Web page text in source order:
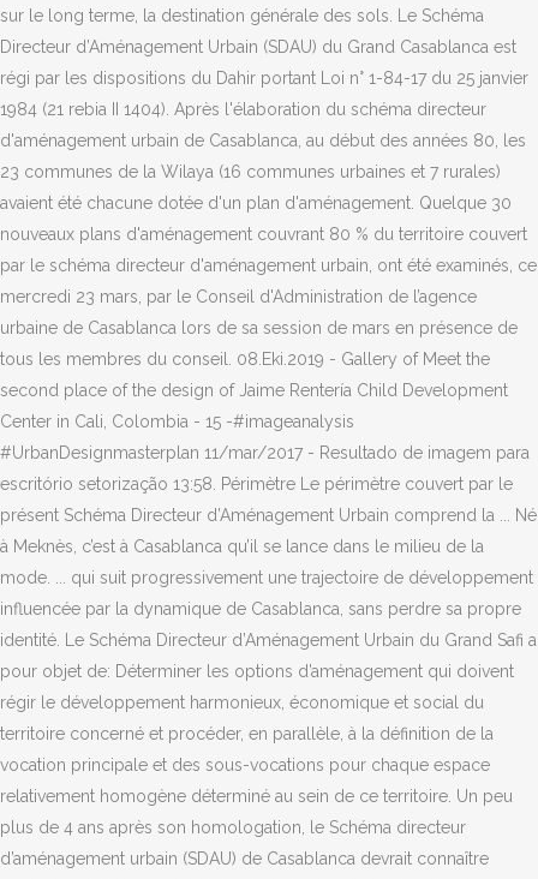
sur le long terme, la destination générale des sols. Le Schéma
Directeur d’Aménagement Urbain (SDAU) du Grand Casablanca est
régi par les dispositions du Dahir portant Loi n° 1-84-17 du 25 janvier
1984 (21 rebia II 1404). Après l'élaboration du schéma directeur
d'aménagement urbain de Casablanca, au début des années 80, les
23 communes de la Wilaya (16 communes urbaines et 7 rurales)
avaient été chacune dotée d'un plan d'aménagement. Quelque 30
nouveaux plans d'aménagement couvrant 80 % du territoire couvert
par le schéma directeur d'aménagement urbain, ont été examinés, ce
mercredi 23 mars, par le Conseil d'Administration de l’agence
urbaine de Casablanca lors de sa session de mars en présence de
tous les membres du conseil. 08.Eki.2019 - Gallery of Meet the
second place of the design of Jaime Rentería Child Development
Center in Cali, Colombia - 15 -#imageanalysis
#UrbanDesignmasterplan 11/mar/2017 - Resultado de imagem para
escritório setorização 13:58. Périmètre Le périmètre couvert par le
présent Schéma Directeur d’Aménagement Urbain comprend la ... Né
à Meknès, c’est à Casablanca qu’il se lance dans le milieu de la
mode. ... qui suit progressivement une trajectoire de développement
influencée par la dynamique de Casablanca, sans perdre sa propre
identité. Le Schéma Directeur d’Aménagement Urbain du Grand Safi a
pour objet de: Déterminer les options d’aménagement qui doivent
régir le développement harmonieux, économique et social du
territoire concerné et procéder, en parallèle, à la définition de la
vocation principale et des sous-vocations pour chaque espace
relativement homogène déterminé au sein de ce territoire. Un peu
plus de 4 ans après son homologation, le Schéma directeur
d’aménagement urbain (SDAU) de Casablanca devrait connaître